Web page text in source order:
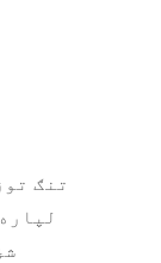
تنګ